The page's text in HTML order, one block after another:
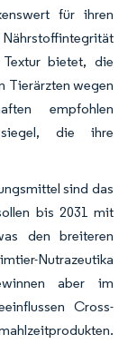
für ihren
bietet, die
Tierärzten wegen
empfohlen
die ihre
sind das
bis 2031 mit
den breiteren
Nutrazeutika
aber im
Cross-